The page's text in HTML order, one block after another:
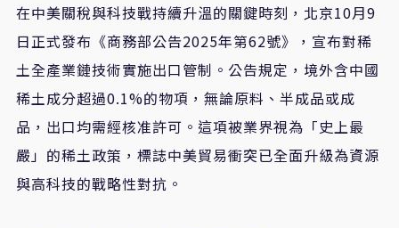
在中美關稅與科技戰持續升溫的關鍵時刻，北京10月9
日正式發布《商務部公告2025年第62號》，宣布對稀
土全產業鏈技術實施出口管制。公告規定，境外含中國
稀土成分超過0.1%的物項，無論原料、半成品或成
品，出口均需經核准許可。這項被業界視為「史上最
嚴」的稀土政策，標誌中美貿易衝突已全面升級為資源
與高科技的戰略性對抗。